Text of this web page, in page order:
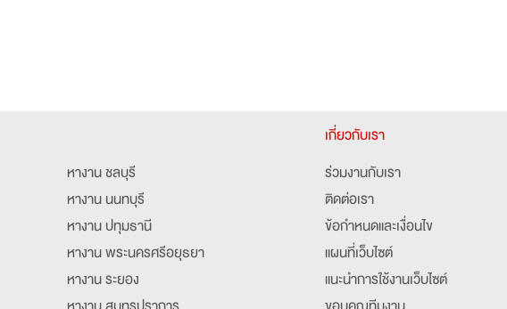
หางาน ชลบุรี
หางาน นนทบุรี
หางาน ปทุมธานี
หางาน พระนครศรีอยุธยา
หางาน ระยอง
เกี่ยวกับเรา
ร่วมงานกับเรา
ติดต่อเรา
ข้อกำหนดและเงื่อนไข
แผนที่เว็บไซต์
แนะนำการใช้งานเว็บไซต์